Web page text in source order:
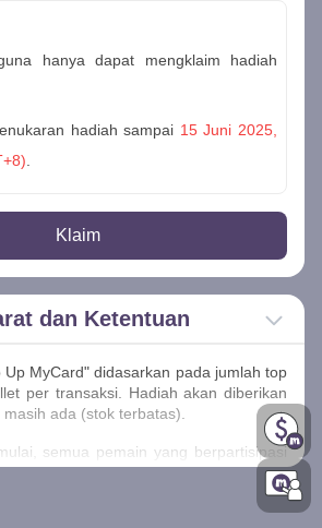
hanya dapat mengklaim hadiah
hadiah sampai 15 Juni 2025,
Klaim
dan Ketentuan
Up MyCard" didasarkan pada jumlah top
per transaksi. Hadiah akan diberikan
ada (stok terbatas).
semua pemain yang berpartisipasi
isi pengumuman, detail event,
pengiriman Poin MyCard, hadiah, kupon
kupon diskon. Pihak penyelenggara